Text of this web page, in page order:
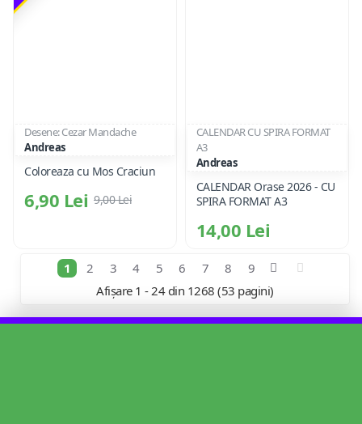
Desene: Cezar Mandache
Andreas
Coloreaza cu Mos Craciun
6,90 Lei 9,00 Lei
CALENDAR CU SPIRA FORMAT
A3
Andreas
CALENDAR Orase 2026 - CU
SPIRA FORMAT A3
14,00 Lei
1 2 3 4 5 6 7 8
9
Afișare 1 - 24 din 1268 (53 pagini)